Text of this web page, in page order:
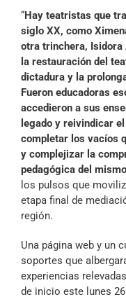
“Hay teatristas que
siglo XX, como
otra trinchera, Isidora
la restauración del
dictadura y la
Fueron educadoras
accedieron a sus
legado y reivindicar
completar los vacíos
y complejizar la
pedagógica del
los pulsos que
etapa final de
región.
Una página web y un
soportes que
experiencias
de inicio este lunes